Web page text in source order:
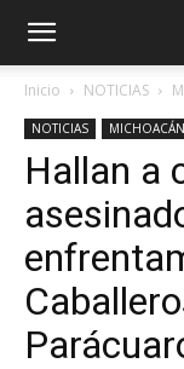
Inicio NOTICIAS
NOTICIAS MICHOACÁN
Hallan a